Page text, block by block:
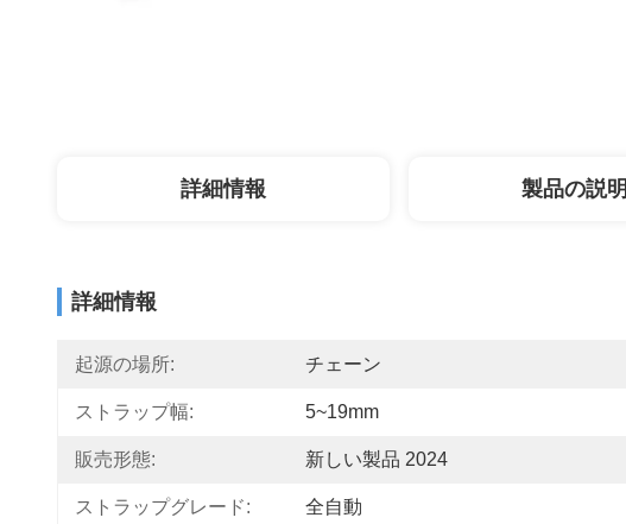
詳細情報 製品の説明
詳細情報
起源の場所: チェーン
ストラップ幅: 5~19mm
販売形態: 新しい製品 2024
ストラップグレード: 全自動